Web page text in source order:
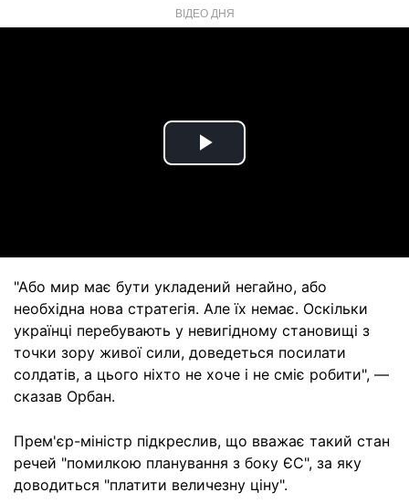
ВІДЕО ДНЯ
Play
"Або мир має бути укладений негайно, або
необхідна нова стратегія. Але їх немає. Оскільки
українці перебувають у невигідному становищі з
точки зору живої сили, доведеться посилати
солдатів, а цього ніхто не хоче і не сміє робити", —
сказав Орбан.
Прем'єр-міністр підкреслив, що вважає такий стан
речей "помилкою планування з боку ЄС", за яку
доводиться "платити величезну ціну".